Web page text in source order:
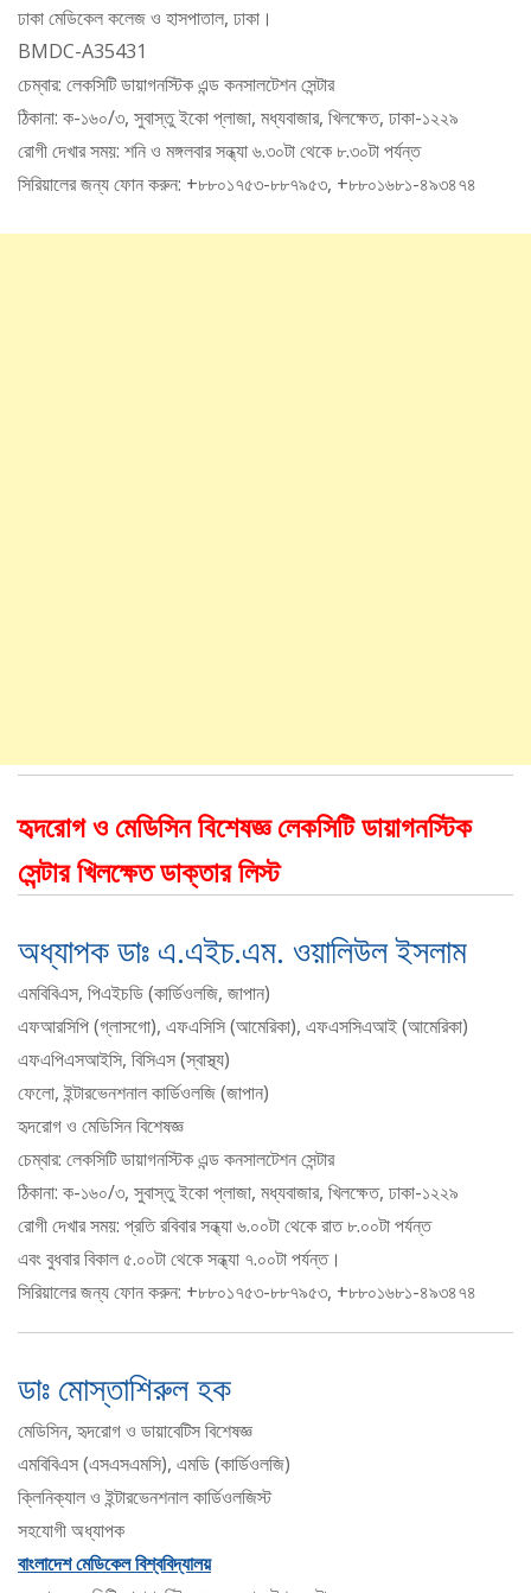
ঢাকা মেডিকেল কলেজ ও হাসপাতাল, ঢাকা।
BMDC-A35431
চেম্বার: লেকসিটি ডায়াগনস্টিক এন্ড কনসালটেশন সেন্টার
ঠিকানা: ক-১৬০/৩, সুবাস্তু ইকো প্লাজা, মধ্যবাজার, খিলক্ষেত, ঢাকা-১২২৯
রোগী দেখার সময়: শনি ও মঙ্গলবার সন্ধ্যা ৬.৩০টা থেকে ৮.৩০টা পর্যন্ত
সিরিয়ালের জন্য ফোন করুন: +৮৮০১৭৫৩-৮৮৭৯৫৩, +৮৮০১৬৮১-৪৯৩৪৭৪
হৃদরোগ ও মেডিসিন বিশেষজ্ঞ লেকসিটি ডায়াগনস্টিক
সেন্টার খিলক্ষেত ডাক্তার লিস্ট
অধ্যাপক ডাঃ এ.এইচ.এম. ওয়ালিউল ইসলাম
এমবিবিএস, পিএইচডি (কার্ডিওলজি, জাপান)
এফআরসিপি (গ্লাসগো), এফএসিসি (আমেরিকা), এফএসসিএআই (আমেরিকা)
এফএপিএসআইসি, বিসিএস (স্বাস্থ্য)
ফেলো, ইন্টারভেনশনাল কার্ডিওলজি (জাপান)
হৃদরোগ ও মেডিসিন বিশেষজ্ঞ
চেম্বার: লেকসিটি ডায়াগনস্টিক এন্ড কনসালটেশন সেন্টার
ঠিকানা: ক-১৬০/৩, সুবাস্তু ইকো প্লাজা, মধ্যবাজার, খিলক্ষেত, ঢাকা-১২২৯
রোগী দেখার সময়: প্রতি রবিবার সন্ধ্যা ৬.০০টা থেকে রাত ৮.০০টা পর্যন্ত
এবং বুধবার বিকাল ৫.০০টা থেকে সন্ধ্যা ৭.০০টা পর্যন্ত।
সিরিয়ালের জন্য ফোন করুন: +৮৮০১৭৫৩-৮৮৭৯৫৩, +৮৮০১৬৮১-৪৯৩৪৭৪
ডাঃ মোস্তাশিরুল হক
মেডিসিন, হৃদরোগ ও ডায়াবেটিস বিশেষজ্ঞ
এমবিবিএস (এসএসএমসি), এমডি (কার্ডিওলজি)
ক্লিনিক্যাল ও ইন্টারভেনশনাল কার্ডিওলজিস্ট
সহযোগী অধ্যাপক
বাংলাদেশ মেডিকেল বিশ্ববিদ্যালয়